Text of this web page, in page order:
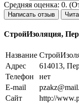
Средняя оценка: 0.
Написать отзыв
СтройИзоляция,
Название
Адрес
614013,
Телефон
нет
E-mail
Сайт
http://